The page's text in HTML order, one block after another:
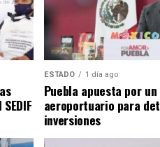
ESTADO 1 día ago
Puebla apuesta por
aeroportuario para
inversiones